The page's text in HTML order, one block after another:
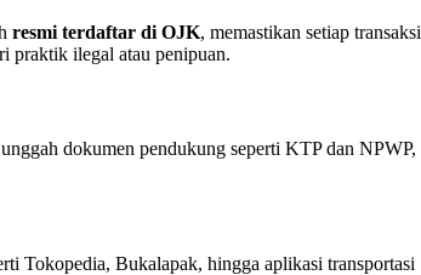
resmi terdaftar di OJK, memastikan setiap transaksi
praktik ilegal atau penipuan.
dokumen pendukung seperti KTP dan NPWP,
Tokopedia, Bukalapak, hingga aplikasi transportasi